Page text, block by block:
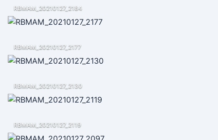
RBMAM_20210127_2184
RBMAM_20210127_2177
RBMAM_20210127_2130
RBMAM_20210127_2119